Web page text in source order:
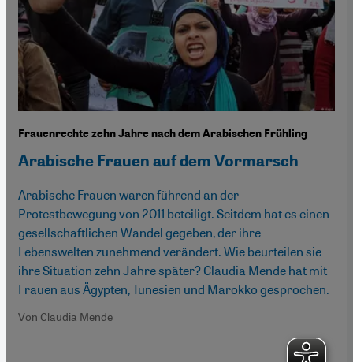
Frauenrechte zehn Jahre nach dem Arabischen Frühling
Arabische Frauen auf dem Vormarsch
Arabische Frauen waren führend an der
Protestbewegung von 2011 beteiligt. Seitdem hat es einen
gesellschaftlichen Wandel gegeben, der ihre
Lebenswelten zunehmend verändert. Wie beurteilen sie
ihre Situation zehn Jahre später? Claudia Mende hat mit
Frauen aus Ägypten, Tunesien und Marokko gesprochen.
Von Claudia Mende